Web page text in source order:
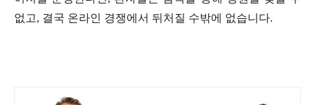
없고, 결국 온라인 경쟁에서 뒤처질 수밖에 없습니다.